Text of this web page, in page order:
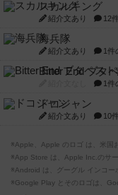
スカルキング
紹介文あり 12
海兵隊
紹介文あり 1件
Bitter End ブタ
1件
ドコジャン
紹介文あり 10
※Apple、Apple のロゴ は、米国
※App Store は、Apple Inc.のサー
※Android は、グーグル インコー
※Google Play とそのロゴは、